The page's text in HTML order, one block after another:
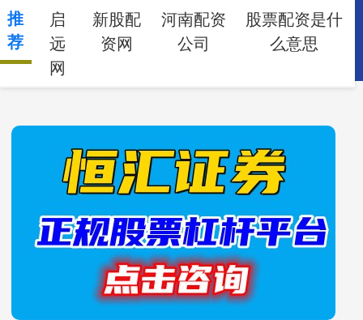
推
荐
启
远
网
新股配
资网
河南配资
公司
股票配资是什
么意思